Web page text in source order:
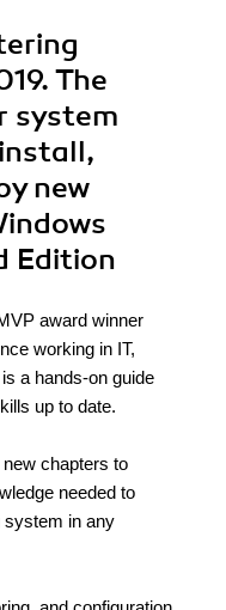
The
system
new
Edition
award winner
working in IT,
a hands-on guide
up to date.
chapters to
needed to
system in any